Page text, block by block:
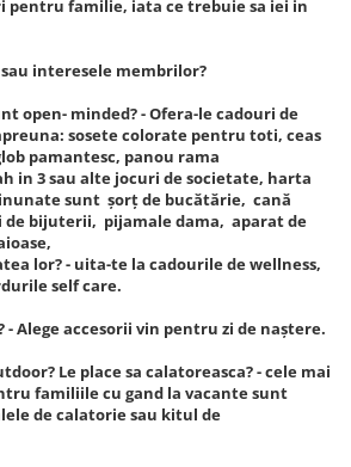
pentru familie, iata ce trebuie sa iei in
interesele membrilor?
open- minded? - Ofera-le cadouri de
sosete colorate pentru toti, ceas
pamantesc, panou rama
in 3 sau alte jocuri de societate, harta
sunt șorț de bucătărie, cană
bijuterii, pijamale dama, aparat de
lor? - uita-te la cadourile de wellness,
self care.
- Alege accesorii vin pentru zi de naștere.
Le place sa calatoreasca? - cele mai
familiile cu gand la vacante sunt
de calatorie sau kitul de